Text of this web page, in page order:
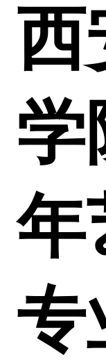
西
学
年
专